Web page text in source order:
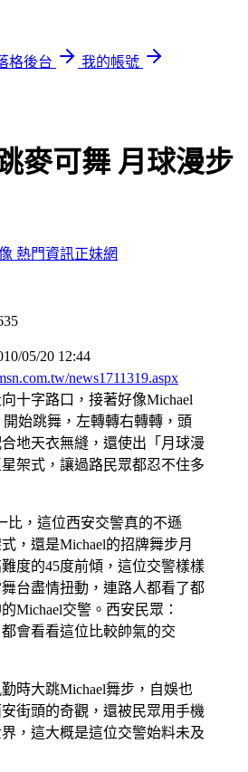
格後台
我的帳號
麥可舞 月球漫步
熱門資訊正妹網
05/20 12:44
news1711319.aspx
十字路口，接著好像Michael
開始跳舞，左轉轉右轉轉，頭
地天衣無縫，還使出「月球漫
架式，讓過路民眾都忍不住多
比，這位西安交警真的不遜
，還是Michael的招牌舞步月
度的45度前傾，這位交警樣樣
台盡情扭動，連路人都看了都
Michael交警。西安民眾：
都會看看這位比較帥氣的交
時大跳Michael舞步，自娛也
街頭的奇觀，還被民眾用手機
，這大概是這位交警始料未及